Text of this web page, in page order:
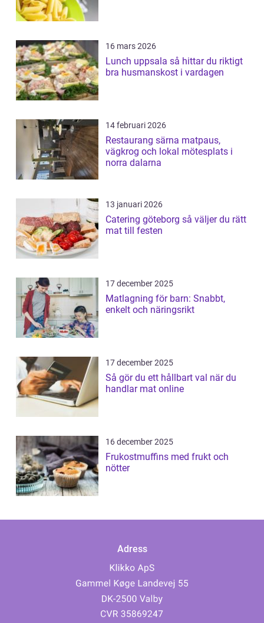
16 mars 2026
Lunch uppsala så hittar du riktigt
bra husmanskost i vardagen
14 februari 2026
Restaurang särna matpaus,
vägkrog och lokal mötesplats i
norra dalarna
13 januari 2026
Catering göteborg så väljer du rätt
mat till festen
17 december 2025
Matlagning för barn: Snabbt,
enkelt och näringsrikt
17 december 2025
Så gör du ett hållbart val när du
handlar mat online
16 december 2025
Frukostmuffins med frukt och
nötter
Adress